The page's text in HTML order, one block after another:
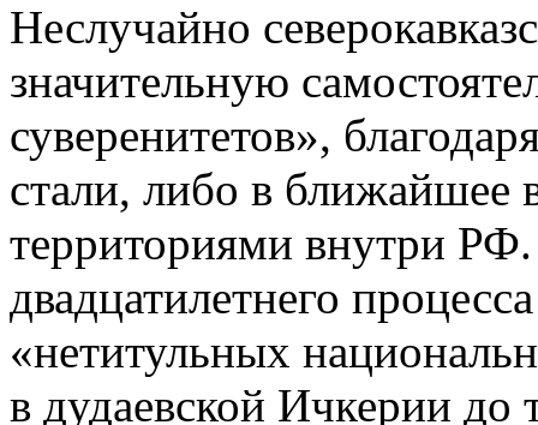
Неслучайно
значительную
суверенитетов»,
стали, либо в ближайшее
территориями внутри РФ.
двадцатилетнего
«нетитульных
в дудаевской Ичкерии до